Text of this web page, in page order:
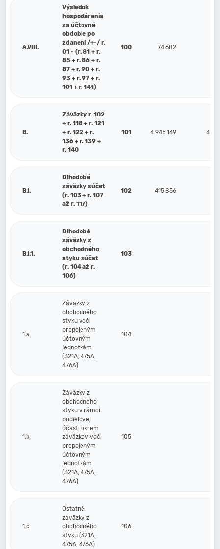
A.VIII.
Výsledok
hospodárenia
za účtovné
obdobie po
zdanení /+-/ r.
01 - (r. 81 + r.
85 + r. 86 + r.
87 + r. 90 + r.
93 + r. 97 + r.
101 + r. 141)
100 74 682
B.
Záväzky r. 102
+ r. 118 + r. 121
+ r. 122 + r.
136 + r. 139 +
r. 140
101 4 945 149 4
B.I.
Dlhodobé
záväzky súčet
(r. 103 + r. 107
až r. 117)
102 415 856
B.I.1.
Dlhodobé
záväzky z
obchodného
styku súčet
(r. 104 až r.
106)
103
1.a.
Záväzky z
obchodného
styku voči
prepojeným
účtovným
jednotkám
(321A, 475A,
476A)
104
1.b.
Záväzky z
obchodného
styku v rámci
podielovej
účasti okrem
záväzkov voči
prepojeným
účtovným
jednotkám
(321A, 475A,
476A)
105
1.c.
Ostatné
záväzky z
obchodného
styku (321A,
475A, 476A)
106